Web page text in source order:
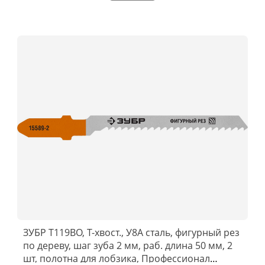
ЗУБР T119BO, T-хвост., У8А сталь, фигурный рез
по дереву, шаг зуба 2 мм, раб. длина 50 мм, 2
шт, полотна для лобзика, Профессионал